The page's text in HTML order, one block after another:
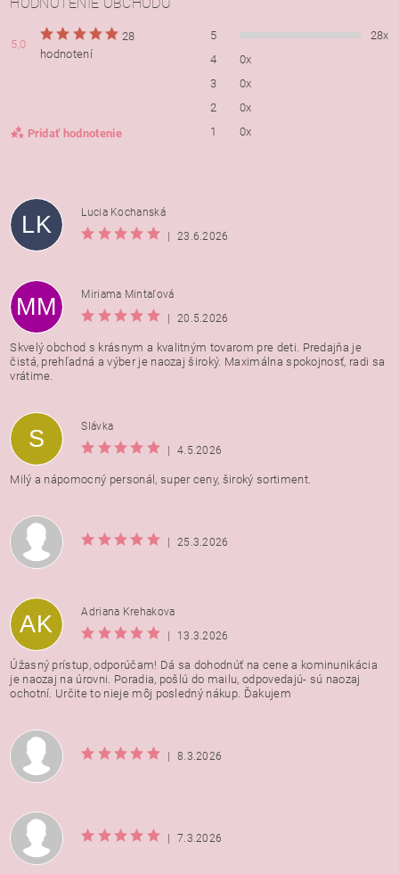
5,0
28
hodnotení
Pridať hodnotenie
5
28x
4
0x
3
0x
2
0x
1
0x
Vložením hodnotenie súhlasíte s
osobných údajov
LK
Lucia Kochanská
|
23.6.2026
MM
Miriama Mintaľová
|
20.5.2026
Skvelý obchod s krásnym a kvalitným tovarom pre deti. Predajňa je
čistá, prehľadná a výber je naozaj široký. Maximálna spokojnosť, radi sa
vrátime.
S
Slávka
|
4.5.2026
Milý a nápomocný personál, super ceny, široký sortiment.
| 25.3.2026
AK
Adriana Krehakova
|
13.3.2026
Úžasný prístup, odporúčam! Dá sa dohodnúť na cene a kominunikácia
je naozaj na úrovni. Poradia, pošlú do mailu, odpovedajú- sú naozaj
ochotní. Určite to nieje môj posledný nákup. Ďakujem
| 8.3.2026
| 7.3.2026